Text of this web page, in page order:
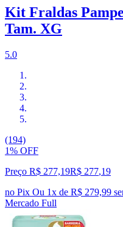
Kit Fraldas
Tam. XG
5.0
(194)
1% OFF
Preço R$ 277,19R$ 277,19
no Pix Ou 1x de R$ 279,99
Mercado Full